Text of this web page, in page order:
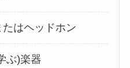
はヘッドホン
ぶ)楽器